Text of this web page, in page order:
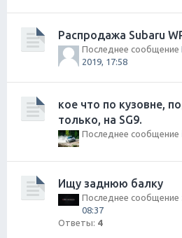
Распродажа Subaru
Последнее сообщение
2019, 17:58
кое что по кузовне,
только, на SG9.
Последнее сообщение
Ищу заднюю балку
Последнее сообщение
08:37
Ответы: 4